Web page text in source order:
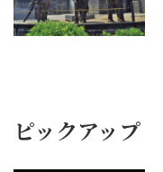
ピックアップ